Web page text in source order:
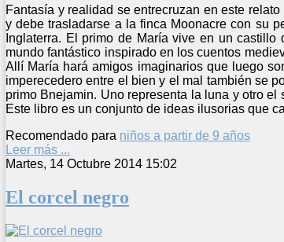
Fantasía y realidad se entrecruzan en este
y debe trasladarse a la finca Moonacre con su
Inglaterra. El primo de María vive en un
mundo fantástico inspirado en los cuentos
Allí María hará amigos imaginarios que luego
imperecedero entre el bien y el mal también se
primo Bnejamin. Uno representa la luna y otro
Este libro es un conjunto de ideas ilusorias que
Recomendado para niños a partir de 9 años
Leer más ...
Martes, 14 Octubre 2014 15:02
El corcel negro